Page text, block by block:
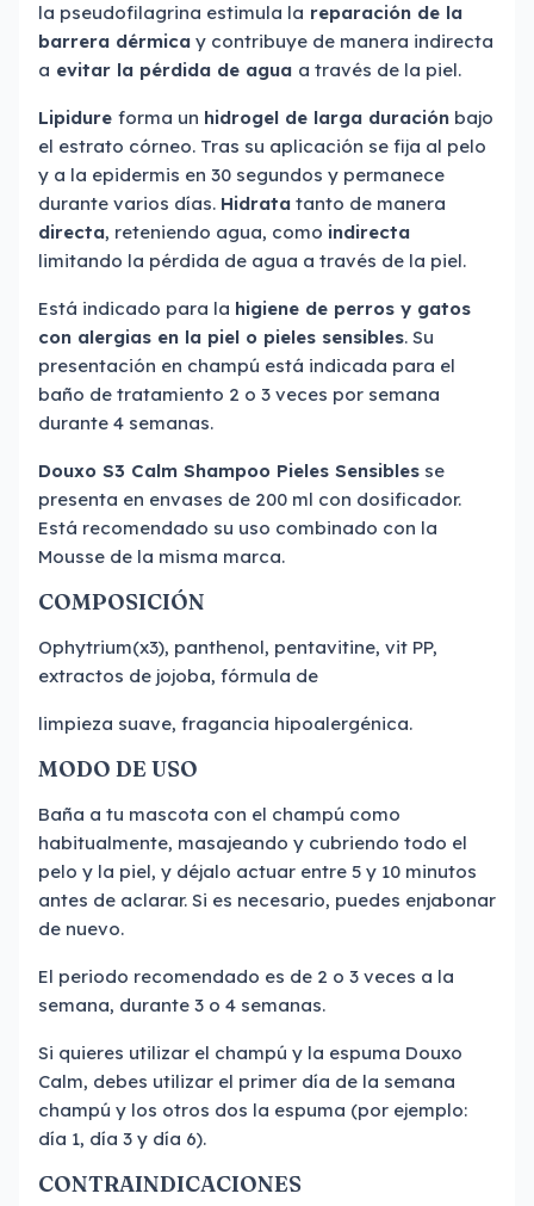
la pseudofilagrina estimula la reparación de la
barrera dérmica y contribuye de manera indirecta
a evitar la pérdida de agua a través de la piel.
Lipidure forma un hidrogel de larga duración bajo
el estrato córneo. Tras su aplicación se fija al pelo
y a la epidermis en 30 segundos y permanece
durante varios días. Hidrata tanto de manera
directa, reteniendo agua, como indirecta
limitando la pérdida de agua a través de la piel.
Está indicado para la higiene de perros y gatos
con alergias en la piel o pieles sensibles. Su
presentación en champú está indicada para el
baño de tratamiento 2 o 3 veces por semana
durante 4 semanas.
Douxo S3 Calm Shampoo Pieles Sensibles se
presenta en envases de 200 ml con dosificador.
Está recomendado su uso combinado con la
Mousse de la misma marca.
COMPOSICIÓN
Ophytrium(x3), panthenol, pentavitine, vit PP,
extractos de jojoba, fórmula de
limpieza suave, fragancia hipoalergénica.
MODO DE USO
Baña a tu mascota con el champú como
habitualmente, masajeando y cubriendo todo el
pelo y la piel, y déjalo actuar entre 5 y 10 minutos
antes de aclarar. Si es necesario, puedes enjabonar
de nuevo.
El periodo recomendado es de 2 o 3 veces a la
semana, durante 3 o 4 semanas.
Si quieres utilizar el champú y la espuma Douxo
Calm, debes utilizar el primer día de la semana
champú y los otros dos la espuma (por ejemplo:
día 1, día 3 y día 6).
CONTRAINDICACIONES